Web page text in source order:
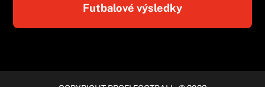
Futbalové výsledky